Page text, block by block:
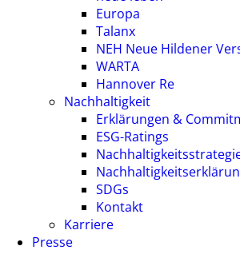
Europa
Talanx
NEH Neue Hildener
WARTA
Hannover Re
Nachhaltigkeit
Erklärungen &
ESG-Ratings
SDGs
Kontakt
Karriere
Presse